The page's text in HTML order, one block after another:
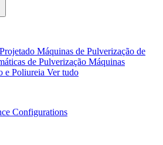
Máquinas de Pulverização de
de Pulverização Máquinas
e Poliureia Ver tudo
Configurations